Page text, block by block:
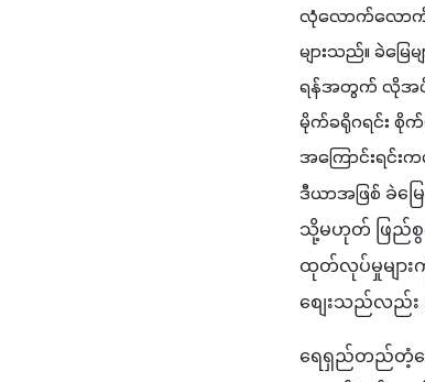
လုံလောက်လောက်
များသည်။ ခဲမြ
ရန်အတွက် လိုအပ်သ
မိုက်ခရိုဂရင်း စို
အကြောင်းရင်း
ဒီယာအဖြစ် ခဲမြ
သို့မဟုတ် ဖြည်စွ
ထုတ်လုပ်မှုများ
စျေးသည်လည်
ရေရှည်တည်တံ့သေ